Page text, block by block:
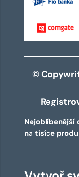
©
Nejoblíbenější
na tisíce